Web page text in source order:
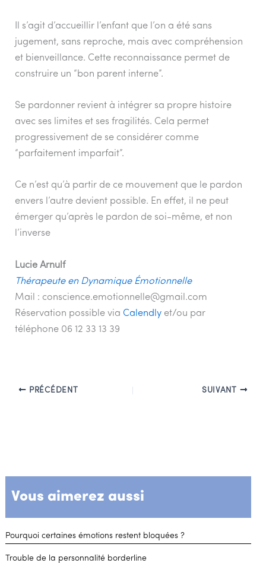
Il s’agit d’accueillir l’enfant que l’on a été sans
jugement, sans reproche, mais avec compréhension
et bienveillance. Cette reconnaissance permet de
construire un “bon parent interne”.
Se pardonner revient à intégrer sa propre histoire
avec ses limites et ses fragilités. Cela permet
progressivement de se considérer comme
“parfaitement imparfait”.
Ce n’est qu’à partir de ce mouvement que le pardon
envers l’autre devient possible. En effet, il ne peut
émerger qu’après le pardon de soi-même, et non
l’inverse
Lucie Arnulf
Thérapeute en Dynamique Émotionnelle
Mail : conscience.emotionnelle@gmail.com
Réservation possible via Calendly et/ou par
téléphone 06 12 33 13 39
PRÉCÉDENT SUIVANT
Vous aimerez aussi
Pourquoi certaines émotions restent bloquées ?
Trouble de la personnalité borderline